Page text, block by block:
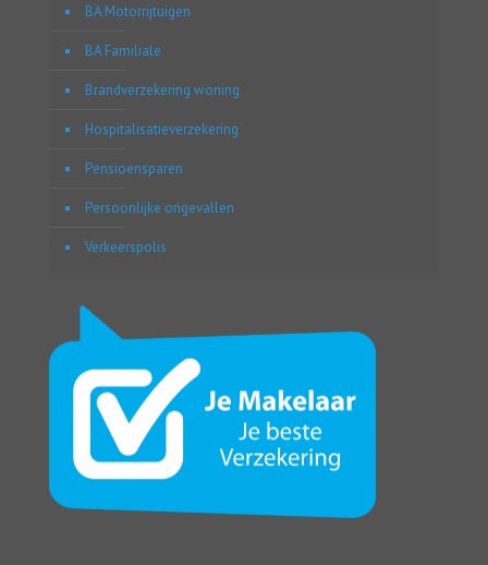
BA Motorrijtuigen
BA Familiale
Brandverzekering woning
Hospitalisatieverzekering
Pensioensparen
Persoonlijke ongevallen
Verkeerspolis